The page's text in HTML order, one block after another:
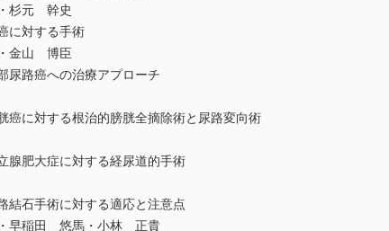
杉元 幹史
に対する手術
金山 博臣
尿路癌への治療アプローチ
癌に対する根治的膀胱全摘除術と尿路変向術
腺肥大症に対する経尿道的手術
結石手術に対する適応と注意点
早稲田 悠馬・小林 正貴